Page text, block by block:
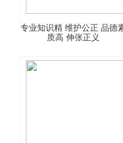
专业知识精 维护公正 品德
质高 伸张正义